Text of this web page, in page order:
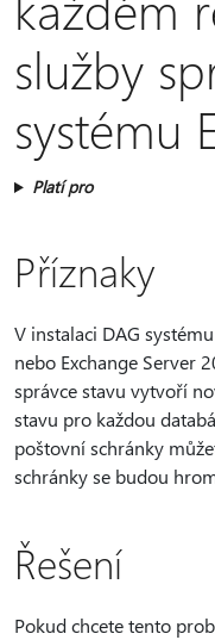
služby
systému
Platí pro
Příznaky
V instalaci DAG
nebo Exchange Server
správce stavu vytvoří
stavu pro každou
poštovní schránky
schránky se budou
Řešení
Pokud chcete tento